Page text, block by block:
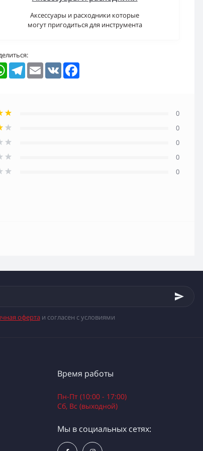
Аксессуары и расходники которые
могут пригодиться для инструмента
WhatsAppTelegramEmail VK
0
0
0
0
0
офертаи согласен с условиями
Время работы
Пн-Пт (10:00 - 17:00)
Сб, Вс (выходной)
Мы в социальных сетях: